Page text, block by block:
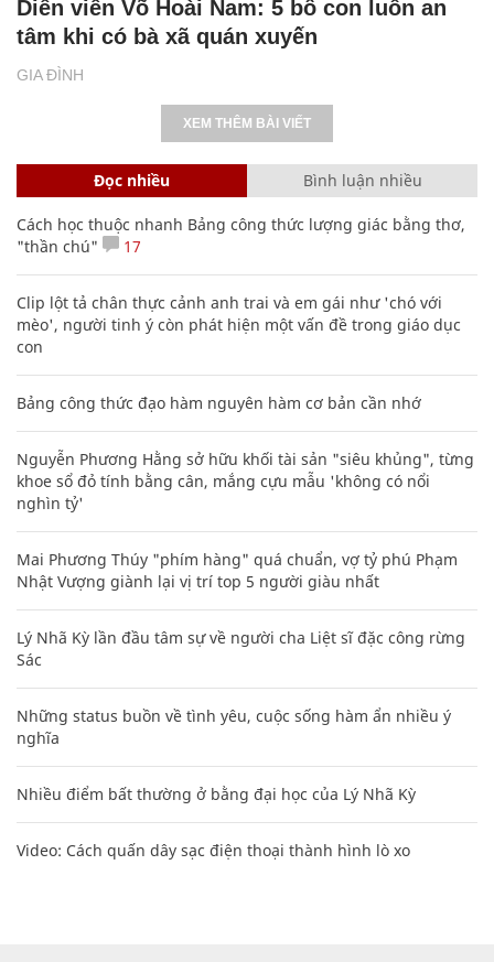
GIA ĐÌNH
Diễn viên Võ Hoài Nam: 5 bố con luôn an
tâm khi có bà xã quán xuyến
XEM THÊM BÀI VIẾT
Đọc nhiều Bình luận nhiều
Cách học thuộc nhanh Bảng công thức lượng giác bằng thơ,
"thần chú"
17
Clip lột tả chân thực cảnh anh trai và em gái như 'chó với
mèo', người tinh ý còn phát hiện một vấn đề trong giáo dục
con
Bảng công thức đạo hàm nguyên hàm cơ bản cần nhớ
Nguyễn Phương Hằng sở hữu khối tài sản "siêu khủng", từng
khoe sổ đỏ tính bằng cân, mắng cựu mẫu 'không có nổi
nghìn tỷ'
Mai Phương Thúy "phím hàng" quá chuẩn, vợ tỷ phú Phạm
Nhật Vượng giành lại vị trí top 5 người giàu nhất
Lý Nhã Kỳ lần đầu tâm sự về người cha Liệt sĩ đặc công rừng
Sác
Những status buồn về tình yêu, cuộc sống hàm ẩn nhiều ý
nghĩa
Nhiều điểm bất thường ở bằng đại học của Lý Nhã Kỳ
Video: Cách quấn dây sạc điện thoại thành hình lò xo